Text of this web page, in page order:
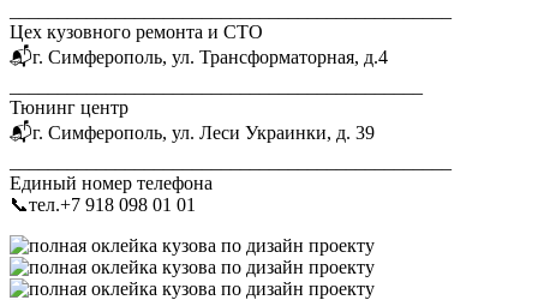
Цех кузовного ремонта и СТО
📬г. Симферополь, ул. Трансформаторная, д.4
Тюнинг центр
📬г. Симферополь, ул. Леси Украинки, д. 39
Единый номер телефона
📞тел.‎+7 918 098 01 01